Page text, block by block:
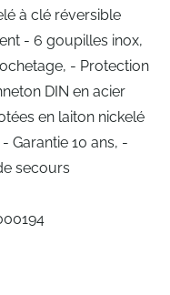
à clé réversible
- 6 goupilles inox,
- Protection
DIN en acier
en laiton nickelé
Garantie 10 ans, -
secours